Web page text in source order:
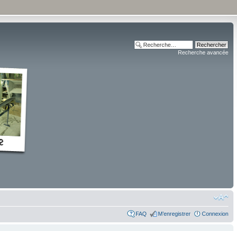
Recherche avancée
FAQ M’enregistrer Connexion